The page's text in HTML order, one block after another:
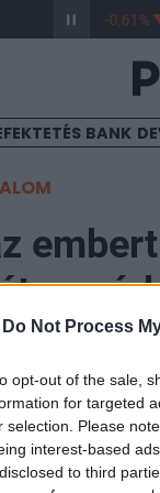
Do Not Process
opt-out of the sale,
for targeted
selection. Please
interest-based
to third
363,17 -0,61%
BANK
bocsátott el